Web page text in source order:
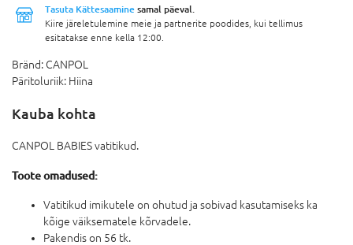
Tasuta Kättesaamine samal päeval.
Kiire järeletulemine meie ja partnerite poodides, kui tellimus
esitatakse enne kella 12:00.
Bränd: CANPOL
Päritoluriik: Hiina
Kauba kohta
CANPOL BABIES vatitikud.
Toote omadused:
Vatitikud imikutele on ohutud ja sobivad kasutamiseks ka
kõige väiksematele kõrvadele.
Pakendis on 56 tk.